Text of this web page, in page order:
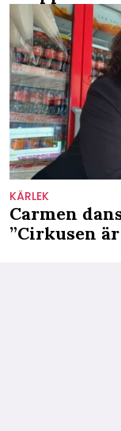
KÄRLEK
Carmen
”Cirkusen